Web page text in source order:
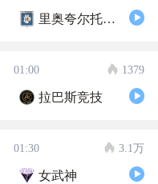
里奥夸尔托学生队
01:00 1379
拉巴斯竞技
01:30 3.1万
女武神